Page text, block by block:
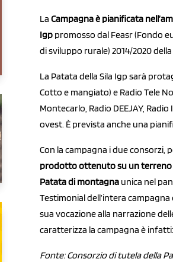
La Campagna è pianificata
Igp promosso dal Feasr (Fondo
di sviluppo rurale) 2014/2020
La Patata della Sila Igp sarà
Cotto e mangiato) e Radio Tele
Montecarlo, Radio DEEJAY,
ovest. È prevista anche una
Con la campagna i due consorzi,
prodotto ottenuto su un terreno
Patata di montagna unica nel
Testimonial dell’intera campagna
sua vocazione alla narrazione
caratterizza la campagna è
Fonte: Consorzio di tutela della